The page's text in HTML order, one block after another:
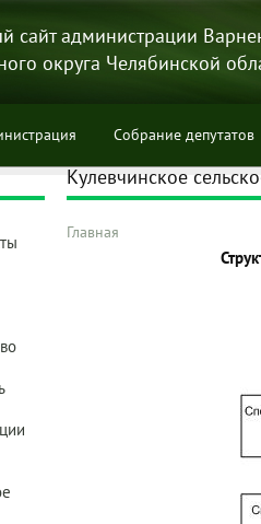
сайт администрации
округа Челябинской
Собрание депутатов
Кулевчинское
Главная